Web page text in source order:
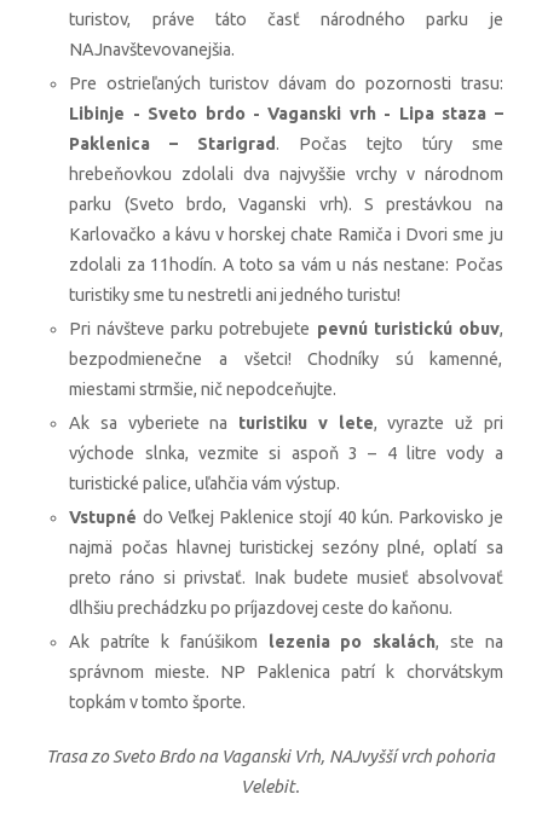
turistov, práve táto časť národného parku je
NAJnavštevovanejšia.
Pre ostrieľaných turistov dávam do pozornosti trasu:
Libinje - Sveto brdo - Vaganski vrh - Lipa staza –
Paklenica – Starigrad . Počas tejto túry sme
hrebeňovkou zdolali dva najvyššie vrchy v národnom
parku (Sveto brdo, Vaganski vrh). S prestávkou na
Karlovačko a kávu v horskej chate Ramiča i Dvori sme ju
zdolali za 11hodín. A toto sa vám u nás nestane: Počas
turistiky sme tu nestretli ani jedného turistu!
Pri návšteve parku potrebujete pevnú turistickú obuv,
bezpodmienečne a všetci! Chodníky sú kamenné,
miestami strmšie, nič nepodceňujte.
Ak sa vyberiete na turistiku v lete, vyrazte už pri
východe slnka, vezmite si aspoň 3 – 4 litre vody a
turistické palice, uľahčia vám výstup.
Vstupné do Veľkej Paklenice stojí 40 kún. Parkovisko je
najmä počas hlavnej turistickej sezóny plné, oplatí sa
preto ráno si privstať. Inak budete musieť absolvovať
dlhšiu prechádzku po príjazdovej ceste do kaňonu.
Ak patríte k fanúšikom lezenia po skalách, ste na
správnom mieste. NP Paklenica patrí k chorvátskym
topkám v tomto športe.
Trasa zo Sveto Brdo na Vaganski Vrh, NAJvyšší vrch pohoria
Velebit.